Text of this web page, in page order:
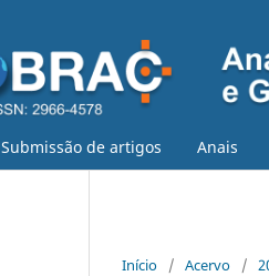
Submissão de artigos Anais
Início / Acervo /